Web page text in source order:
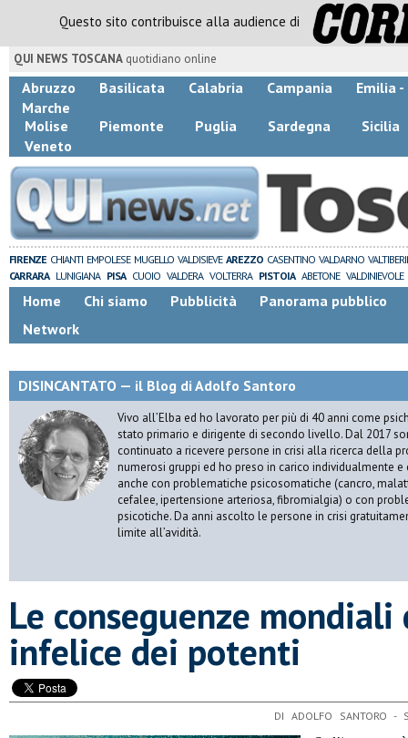
Questo sito contribuisce alla audience di
QUI NEWS TOSCANA quotidiano online
Abruzzo Basilicata Calabria Campania
Emilia -
Marche
Molise
Piemonte Puglia Sardegna
Sicilia
Veneto
FIRENZE CHIANTI EMPOLESE MUGELLO VALDISIEVE AREZZO CASENTINO VALDARNO
CARRARA LUNIGIANA PISA CUOIO VALDERA VOLTERRA PISTOIA ABETONE VALDINIEVOLE
Home Chi siamo Pubblicità
Panorama pubblico
Network
DISINCANTATO — il Blog di Adolfo Santoro
Vivo all’Elba ed ho lavorato per più di 40 anni come
stato primario e dirigente di secondo livello. Dal 2017
continuato a ricevere persone in crisi alla ricerca della
numerosi gruppi ed ho preso in carico individualmente
anche con problematiche psicosomatiche (cancro,
cefalee, ipertensione arteriosa, fibromialgia) o con
psicotiche. Da anni ascolto le persone in crisi
limite all’avidità.
Le conseguenze
infelice dei potenti
DI ADOLFO SANTORO -